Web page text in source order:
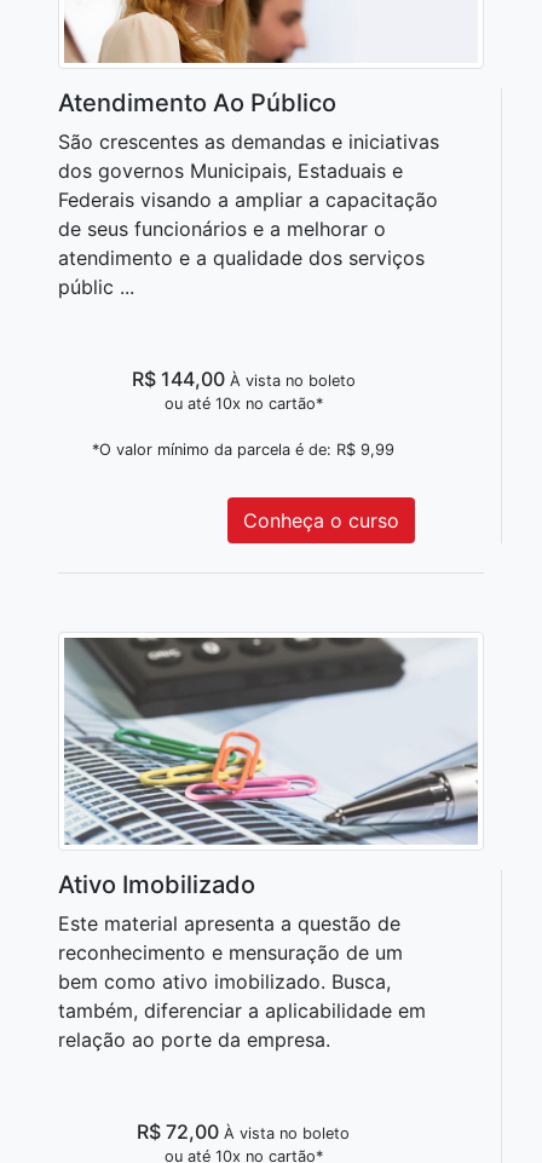
Atendimento Ao Público
São crescentes as demandas e iniciativas
dos governos Municipais, Estaduais e
Federais visando a ampliar a capacitação
de seus funcionários e a melhorar o
atendimento e a qualidade dos serviços
públic ...
R$ 144,00 À vista no boleto
ou até 10x no cartão*
*O valor mínimo da parcela é de: R$ 9,99
Conheça o curso
Ativo Imobilizado
Este material apresenta a questão de
reconhecimento e mensuração de um
bem como ativo imobilizado. Busca,
também, diferenciar a aplicabilidade em
relação ao porte da empresa.
R$ 72,00 À vista no boleto
ou até 10x no cartão*